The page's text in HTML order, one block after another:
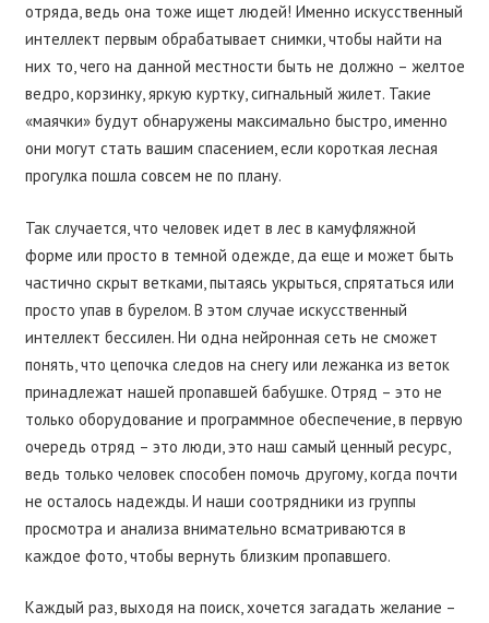
отряда, ведь она тоже ищет людей! Именно искусственный
интеллект первым обрабатывает снимки, чтобы найти на
них то, чего на данной местности быть не должно – желтое
ведро, корзинку, яркую куртку, сигнальный жилет. Такие
«маячки» будут обнаружены максимально быстро, именно
они могут стать вашим спасением, если короткая лесная
прогулка пошла совсем не по плану.
Так случается, что человек идет в лес в камуфляжной
форме или просто в темной одежде, да еще и может быть
частично скрыт ветками, пытаясь укрыться, спрятаться или
просто упав в бурелом. В этом случае искусственный
интеллект бессилен. Ни одна нейронная сеть не сможет
понять, что цепочка следов на снегу или лежанка из веток
принадлежат нашей пропавшей бабушке. Отряд – это не
только оборудование и программное обеспечение, в первую
очередь отряд – это люди, это наш самый ценный ресурс,
ведь только человек способен помочь другому, когда почти
не осталось надежды. И наши соотрядники из группы
просмотра и анализа внимательно всматриваются в
каждое фото, чтобы вернуть близким пропавшего.
Каждый раз, выходя на поиск, хочется загадать желание –